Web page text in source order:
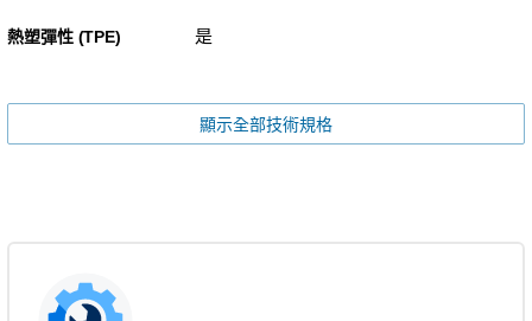
熱塑彈性 (TPE) 是
顯示全部技術規格